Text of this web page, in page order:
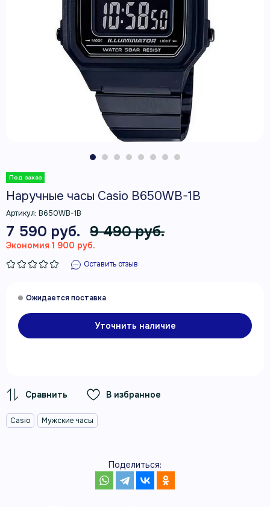
Наручные часы Casio B650WB-1B
Артикул: B650WB-1B
7 590 руб. 9 490 руб.
Экономия 1 900 руб.
Оставить отзыв
Уточнить наличие
В избранное
Casio Мужские часы
Поделиться: